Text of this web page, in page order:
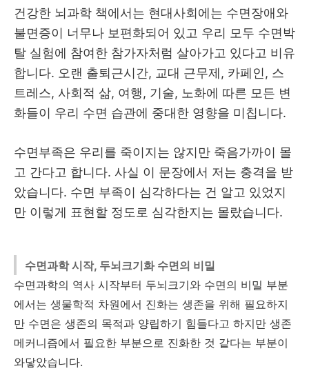
건강한 뇌과학 책에서는 현대사회에는 수면장애와
불면증이 너무나 보편화되어 있고 우리 모두 수면박
탈 실험에 참여한 참가자처럼 살아가고 있다고 비유
합니다. 오랜 출퇴근시간, 교대 근무제, 카페인, 스
트레스, 사회적 삶, 여행, 기술, 노화에 따른 모든 변
화들이 우리 수면 습관에 중대한 영향을 미칩니다.
수면부족은 우리를 죽이지는 않지만 죽음가까이 몰
고 간다고 합니다. 사실 이 문장에서 저는 충격을 받
았습니다. 수면 부족이 심각하다는 건 알고 있었지
만 이렇게 표현할 정도로 심각한지는 몰랐습니다.
수면과학 시작, 두뇌크기화 수면의 비밀
수면과학의 역사 시작부터 두뇌크기와 수면의 비밀 부분
에서는 생물학적 차원에서 진화는 생존을 위해 필요하지
만 수면은 생존의 목적과 양립하기 힘들다고 하지만 생존
메커니즘에서 필요한 부분으로 진화한 것 같다는 부분이
와닿았습니다.